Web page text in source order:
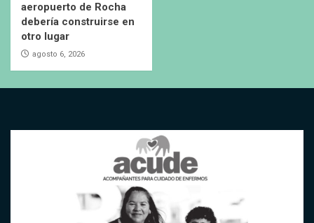
aeropuerto de Rocha
debería construirse en
otro lugar
agosto 6, 2026